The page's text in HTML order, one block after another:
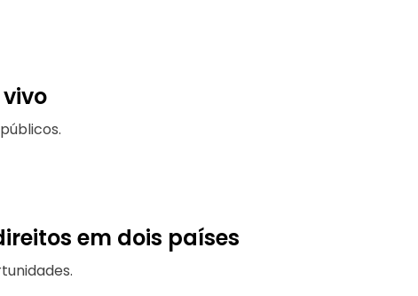
em dois países